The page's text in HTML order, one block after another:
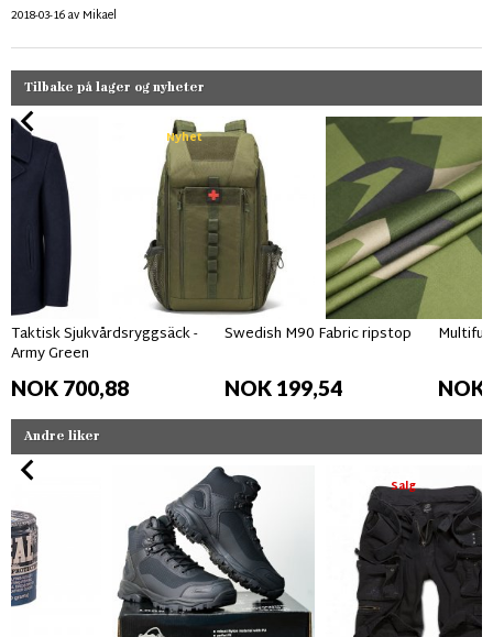
2018-03-16av Mikael
Tilbake på lager og nyheter
Nyhet
Taktisk Sjukvårdsryggsäck -
Army Green
NOK 700,88
Swedish M90 Fabric ripstop
NOK 199,54 NOK
Andre liker
Salg